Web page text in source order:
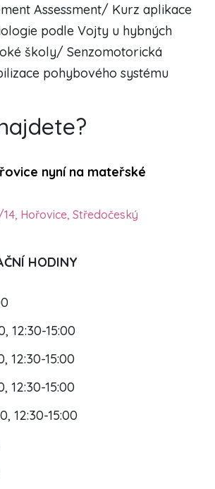
Assessment/ Kurz aplikace
podle Vojty u hybných
školy/ Senzomotorická
pohybového systému
nyní na mateřské
14, Hořovice, Středočeský
HODINY
12:30-15:00
12:30-15:00
12:30-15:00
12:30-15:00